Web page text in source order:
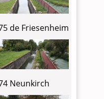
de Friesenheim
Neunkirch